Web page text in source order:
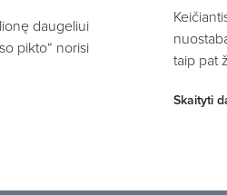
daugeliui
pikto“ norisi
taip pat
Skaityti